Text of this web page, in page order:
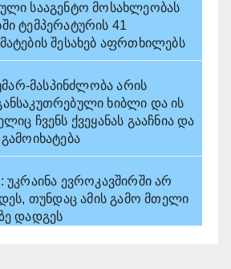
სააგენტო მოსახლეობას
ტემპერატურის 41
შესახებ აფრთხილებს
მასპინძლობა არის
ხიბლი და ის
ჩვენს ქვეყანას გააჩნია და
ევროკავშირში არ
თუნდაც ამის გამო მთელი
დადგეს